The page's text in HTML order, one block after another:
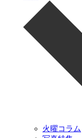
火曜コラム